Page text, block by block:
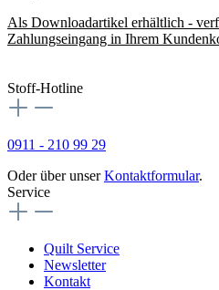
Als Downloadartikel erhältlich -
Zahlungseingang in Ihrem
Stoff-Hotline
0911 - 210 99 29
Oder über unserKontaktformular.
Service
Quilt Service
Newsletter
Kontakt